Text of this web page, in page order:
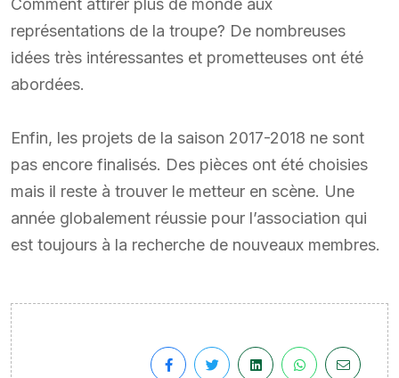
représentations de la troupe? De nombreuses
idées très intéressantes et prometteuses ont été
abordées.
Enfin, les projets de la saison 2017-2018 ne sont
pas encore finalisés. Des pièces ont été choisies
mais il reste à trouver le metteur en scène. Une
année globalement réussie pour l’association qui
est toujours à la recherche de nouveaux membres.